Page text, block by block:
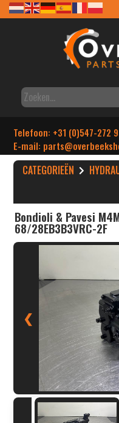
Telefoon: +31 (0)547-272
E-mail: parts
CATEGORIEËN
Bondioli & Pavesi
68/28EB3B3VRC-2F
❮